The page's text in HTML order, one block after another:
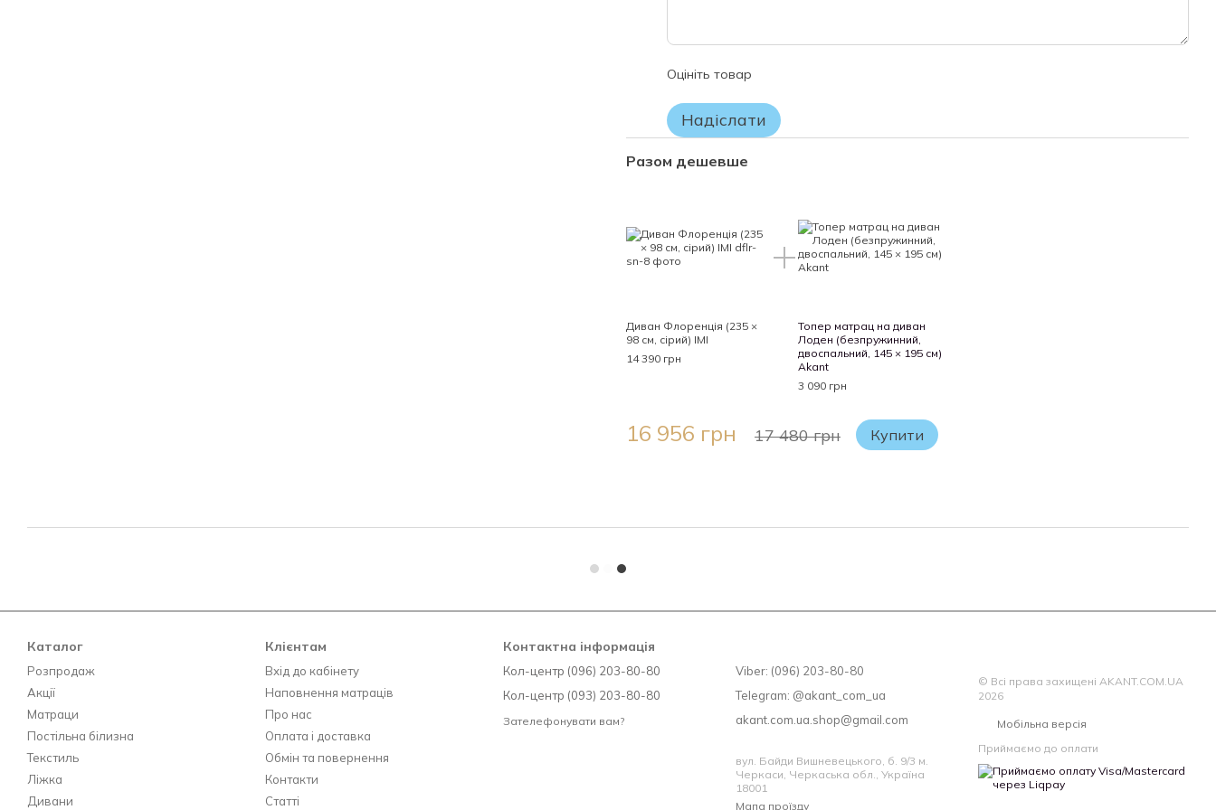
УВАГА!
Будь ласка, перевіряйте комплектність і відповідність моделі та розміру матраца Вашому
замовленню.
Якщо Ви не впевнені у виборі матраца – не розпаковуйте його, оскільки після зняття
заводського упаковання матрац вважається таким, який був у використанні та
ПОВЕРНЕННЮ чи ОБМІНУ НЕ ПІДЛЯГАЄ!
Оцініть товар
Надіслати
Разом дешевше
Диван Флоренція (235 ×
98 см, сірий) IMI
14 390 грн
Топер матрац на диван
Лоден (безпружинний,
двоспальний, 145 × 195 см)
Akant
3 090 грн
16 956 грн 17 480 грн Купити
Каталог
Розпродаж
Акції
Матраци
Постільна білизна
Текстиль
Ліжка
Дивани
Клієнтам
Вхід до кабінету
Наповнення матраців
Про нас
Оплата і доставка
Обмін та повернення
Контакти
Статті
Контактна інформація
Кол-центр (096) 203-80-80
Кол-центр (093) 203-80-80
Зателефонувати вам?
Viber: (096) 203-80-80
Telegram: @akant_com_ua
akant.com.ua.shop@gmail.com
вул. Байди Вишневецького, б. 9/3 м.
Черкаси, Черкаська обл., Україна
18001
Мапа проїзду
© Всі права захищені AKANT.COM.UA
2026
Мобільна версія
Приймаємо до оплати